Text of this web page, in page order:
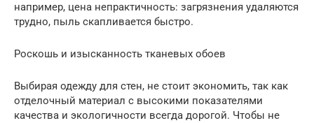
например, цена непрактичность: загрязнения удаляются
трудно, пыль скапливается быстро.
Роскошь и изысканность тканевых обоев
Выбирая одежду для стен, не стоит экономить, так как
отделочный материал с высокими показателями
качества и экологичности всегда дорогой. Чтобы не